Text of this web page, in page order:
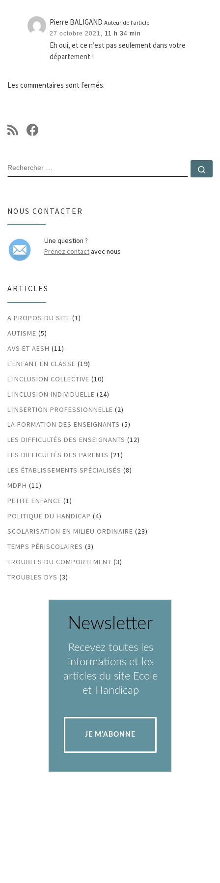
Pierre BALIGAND Auteur de l’article
27 octobre 2021, 11 h 34 min
Eh oui, et ce n’est pas seulement dans votre
département !
Les commentaires sont fermés.
RECHERCHER
NOUS CONTACTER
Une question ?
Prenez contactavec nous
ARTICLES
A PROPOS DU SITE (1)
AUTISME (5)
AVS ET AESH (11)
L'ENFANT EN CLASSE (19)
L'INCLUSION COLLECTIVE (10)
L'INCLUSION INDIVIDUELLE (24)
L'INSERTION PROFESSIONNELLE (2)
LA FORMATION DES ENSEIGNANTS (5)
LES DIFFICULTÉS DES ENSEIGNANTS (12)
LES DIFFICULTÉS DES PARENTS (21)
LES ÉTABLISSEMENTS SPÉCIALISÉS (8)
MDPH (11)
PETITE ENFANCE (1)
POLITIQUE DU HANDICAP (4)
SCOLARISATION EN MILIEU ORDINAIRE (23)
TEMPS PÉRISCOLAIRES (3)
TROUBLES DU COMPORTEMENT (3)
TROUBLES DYS (3)
Newsletter
Recevez toutes les
informations et les
articles du site Ecole
et Handicap
JE M'ABONNE